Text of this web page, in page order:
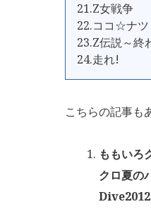
21.Z女戦争
22.ココ☆ナツ
23.Z伝説～終
24.走れ!
こちらの記事も
ももいろ
クロ夏の